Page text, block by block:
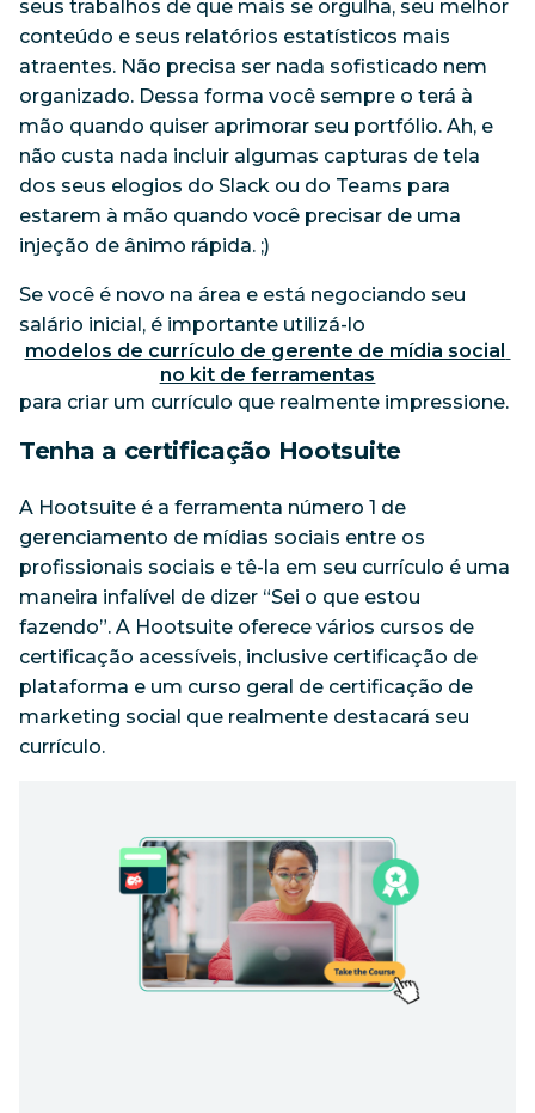
seus trabalhos de que mais se orgulha, seu melhor
conteúdo e seus relatórios estatísticos mais
atraentes. Não precisa ser nada sofisticado nem
organizado. Dessa forma você sempre o terá à
mão quando quiser aprimorar seu portfólio. Ah, e
não custa nada incluir algumas capturas de tela
dos seus elogios do Slack ou do Teams para
estarem à mão quando você precisar de uma
injeção de ânimo rápida. ;)
Se você é novo na área e está negociando seu
salário inicial, é importante utilizá-lo
modelos de currículo de gerente de mídia social
no kit de ferramentas
para criar um currículo que realmente impressione.
Tenha a certificação Hootsuite
A Hootsuite é a ferramenta número 1 de
gerenciamento de mídias sociais entre os
profissionais sociais e tê-la em seu currículo é uma
maneira infalível de dizer “Sei o que estou
fazendo”. A Hootsuite oferece vários cursos de
certificação acessíveis, inclusive certificação de
plataforma e um curso geral de certificação de
marketing social que realmente destacará seu
currículo.